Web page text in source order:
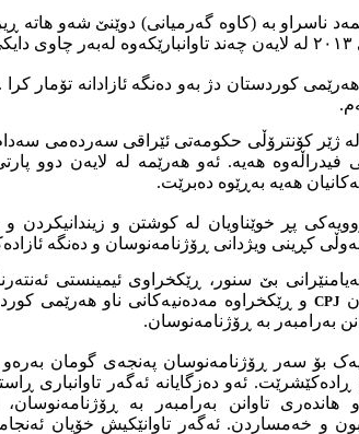
ناسراو بە (کاوە گەرمیانی) دوێنێ شەو هاتە
کوردستان دژ بەو دەنگە ئازادانە تۆمار کرا .
کوردستانی ئێراق کە لە ساڵی ١٩٩١ وە لە ژێر کۆنترۆڵی حکومەتی ئێراقی
فیدراڵەوە هەیە. ئەو هەرێمە لە لایەن دوو
هەیە بەڕێوە دەبرێت.
پڕ خوێناویان لە کوشتن و زیندانیکردن و
کڕینی ویژدانی ڕۆژنامەنوسان و دەنگە
بێ سنور، ڕێکخراوی ئیمینستی
CPJو ڕێکخراوە مەدەنیەکانی ناو هەرێمی
بەرامبەر بە ڕۆژنامەنوسان.
بۆ سەر ڕۆژنامەنوسان پەنجەی گومان بەرەو
ئەو دەزگایانە ئەگەر تاوانباری
هاندەری تاوانن بەرامبەر بە
و خەمساردن. ئەگەر تاوانێکیش خۆیان